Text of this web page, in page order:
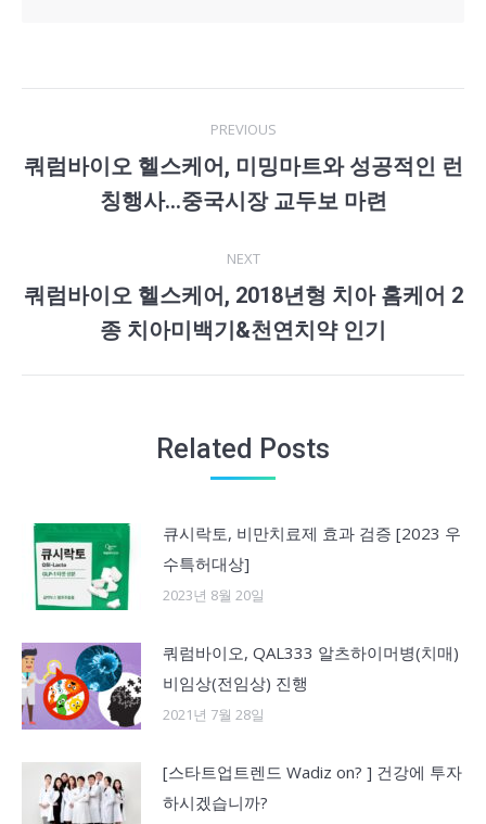
navigation
PREVIOUS
Previous
post:
쿼럼바이오 헬스케어, 미밍마트와 성공적인 런
칭행사…중국시장 교두보 마련
NEXT
post:
쿼럼바이오 헬스케어, 2018년형 치아 홈케어 2
종 치아미백기&천연치약 인기
Related Posts
큐시락토, 비만치료제 효과 검증 [2023 우
수특허대상]
2023년 8월 20일
쿼럼바이오, QAL333 알츠하이머병(치매)
비임상(전임상) 진행
2021년 7월 28일
[스타트업트렌드 Wadiz on? ] 건강에 투자
하시겠습니까?